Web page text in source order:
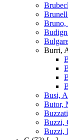
Bruno,
Burri,
Busi,
Butor,
Buzzi,
Buzzi,